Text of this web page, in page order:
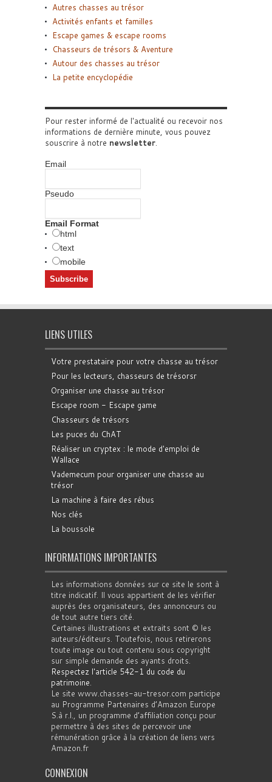
Autres chasses au trésor
Activités enfants et familles
Escape games & escape rooms
Chasseurs de trésors & Aventure
Autour des chasses au trésor
La petite encyclopédie
Pour rester informé de l'actualité ou recevoir nos
informations de dernière minute, vous pouvez
souscrire à notre newsletter.
Email
Pseudo
Email Format
html
text
mobile
LIENS UTILES
Votre prestataire pour votre chasse au trésor
Pour les lecteurs, chasseurs de trésorsr
Organiser une chasse au trésor
Escape room - Escape game
Chasseurs de trésors
Les puces du ChAT
Réaliser un cryptex : le mode d'emploi de
Wallace
Vademecum pour organiser une chasse au
trésor
La machine à faire des rébus
Nos clés
La boussole
INFORMATIONS IMPORTANTES
Les informations données sur ce site le sont à
titre indicatif. Il vous appartient de les vérifier
auprès des organisateurs, des annonceurs ou
de tout autre tiers cité.
Certaines illustrations et extraits sont © les
auteurs/éditeurs. Toutefois, nous retirerons
toute image ou tout contenu sous copyright
sur simple demande des ayants droits.
Respectez l'article 542-1 du code du
patrimoine.
Le site www.chasses-au-tresor.com participe
au Programme Partenaires d’Amazon Europe
S.à r.l., un programme d’affiliation conçu pour
permettre à des sites de percevoir une
rémunération grâce à la création de liens vers
Amazon.fr
CONNEXION